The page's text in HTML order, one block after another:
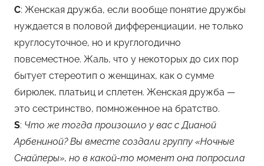
С: Женская дружба, если вообще понятие дружбы
нуждается в половой дифференциации, не только
круглосуточное, но и круглогодично
повсеместное. Жаль, что у некоторых до сих пор
бытует стереотип о женщинах, как о сумме
бирюлек, платьиц и сплетен. Женская дружба —
это сестринство, помноженное на братство.
S: Что же тогда произошло у вас с Дианой
Арбениной? Вы вместе создали группу «Ночные
Снайперы», но в какой-то момент она попросила